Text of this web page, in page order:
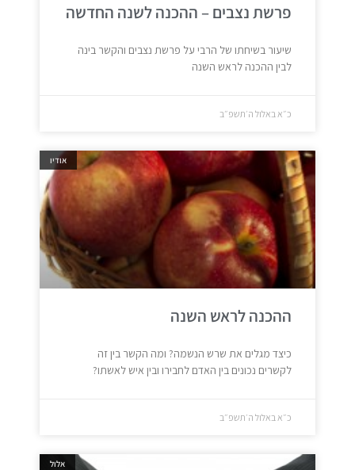
פרשת נצבים – ההכנה לשנה החדשה
שיעור בשיחתו של הרבי על פרשת נצבים והקשר בינה
לבין ההכנה לראש השנה
כ״א באלול ה׳תשפ״ב
אודיו
ההכנה לראש השנה
כיצד מגלים את שרש הנשמה? ומה הקשר בין זה
לקשרים נכונים בין האדם לחבירו ובין איש לאשתו?
כ״א באלול ה׳תשפ״ב
אלול